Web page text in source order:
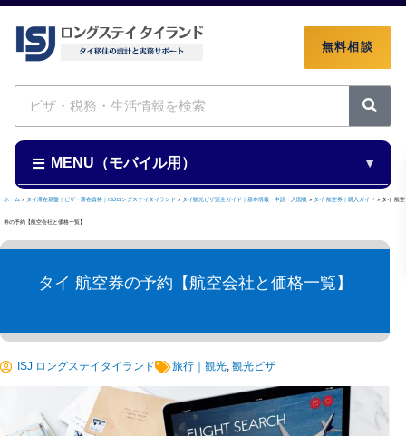
無料相談
MENU（モバイル用）
ホーム » タイ滞在基盤｜ビザ・滞在資格｜ISJロングステイタイランド » タイ観光ビザ完全ガイド｜基本情報・申請・入国後 » タイ 航空券｜購入ガイド » タイ 航空
券の予約【航空会社と価格一覧】
タイ 航空券の予約【航空会社と価格一覧】
ISJ ロングステイタイランド 旅行｜観光, 観光ビザ